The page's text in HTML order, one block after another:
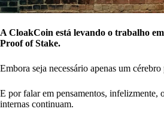
A CloakCoin está levando o trabalho
Proof of Stake.
Embora seja necessário apenas um
E por falar em pensamentos, infelizmente,
internas continuam.